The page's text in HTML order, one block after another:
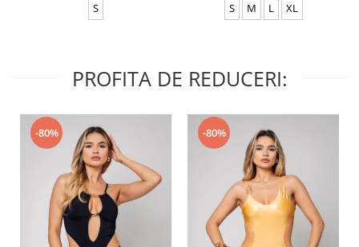
S S M L XL
PROFITA DE REDUCERI:
-80% -80%